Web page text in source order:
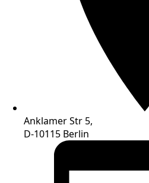
Anklamer Str 5,
D-10115 Berlin